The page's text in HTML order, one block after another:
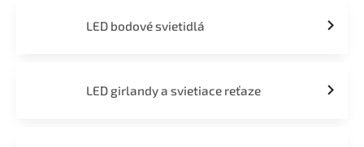
LED bodové svietidlá
LED girlandy a svietiace reťaze